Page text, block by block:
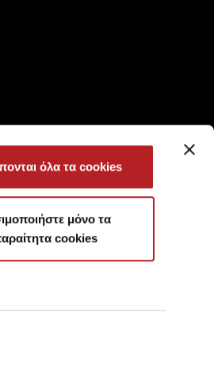
όλα τα cookies
μόνο τα
cookies